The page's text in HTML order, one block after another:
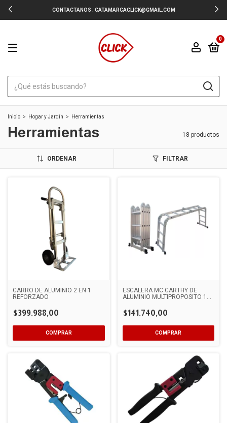
CONTACTANOS : CATAMARCACLICK@GMAIL.COM
0
Inicio > Hogar y Jardín > Herramientas
Herramientas 18 productos
ORDENAR FILTRAR
CARRO DE ALUMINIO 2 EN 1
REFORZADO
$399.988,00
ESCALERA MC CARTHY DE
ALUMINIO MULTIPROPOSITO 12
HATAS 150KG
$141.740,00